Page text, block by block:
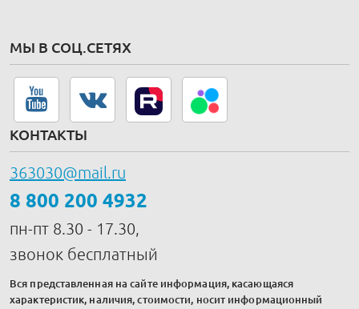
МЫ В СОЦ.СЕТЯХ
КОНТАКТЫ
363030@mail.ru
8 800 200 4932
пн-пт 8.30 - 17.30,
звонок бесплатный
Вся представленная на сайте информация, касающаяся
характеристик, наличия, стоимости, носит информационный